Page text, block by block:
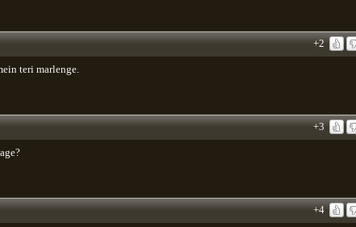
+2
teri marlenge.
+3
+4